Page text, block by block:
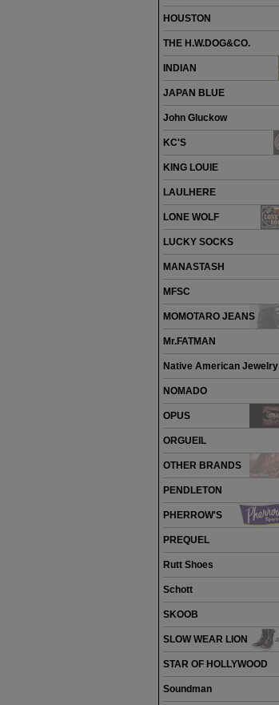
HOUSTON
THE H.W.DOG&CO.
INDIAN
JAPAN BLUE
John Gluckow
KC'S
KING LOUIE
LAULHERE
LONE WOLF
LUCKY SOCKS
MANASTASH
MFSC
MOMOTARO JEANS
Mr.FATMAN
Native American Jewelry
NOMADO
OPUS
ORGUEIL
OTHER BRANDS
PENDLETON
PHERROW'S
PREQUEL
Rutt Shoes
Schott
SKOOB
SLOW WEAR LION
STAR OF HOLLYWOOD
Soundman